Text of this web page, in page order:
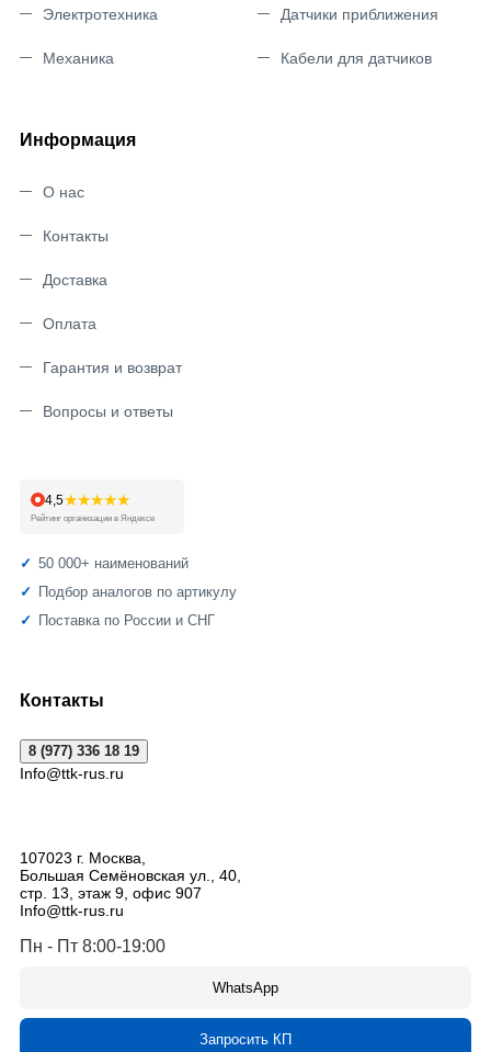
Электротехника
Механика
Датчики приближения
Кабели для датчиков
Информация
О нас
Контакты
Доставка
Оплата
Гарантия и возврат
Вопросы и ответы
4,5★★★★★
Рейтинг организации в Яндексе
50 000+ наименований
Подбор аналогов по артикулу
Поставка по России и СНГ
Контакты
8 (977) 336 18 19
Info@ttk-rus.ru
107023 г. Москва,
Большая Семёновская ул., 40,
стр. 13, этаж 9, офис 907
Info@ttk-rus.ru
Пн - Пт 8:00-19:00
WhatsApp
Запросить КП